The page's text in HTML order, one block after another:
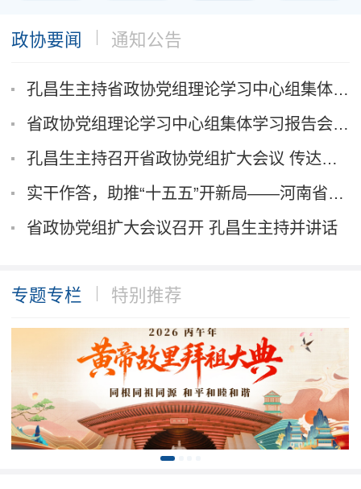
政协要闻 通知公告
孔昌生主持省政协党组理论学习中心组集体学习 ...
省政协党组理论学习中心组集体学习报告会举行 ...
孔昌生主持召开省政协党组扩大会议 传达贯彻省...
实干作答，助推“十五五”开新局——河南省政协...
省政协党组扩大会议召开 孔昌生主持并讲话
专题专栏 特别推荐